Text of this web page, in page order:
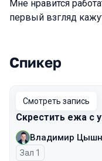
Мне нравится
первый взгляд
Спикер
Смотреть запись
Скрестить ежа с
Владимир
Зал 1